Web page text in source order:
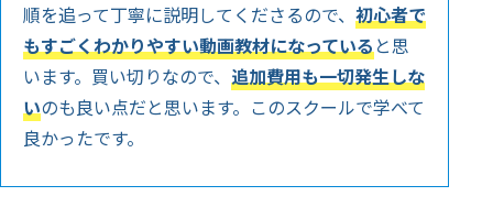
順を追って丁寧に説明してくださるので、 初心者で
もすごくわかりやすい動画教材になっていると思
います。買い切りなので、 追加費用も一切発生しな
いのも良い点だと思います。このスクールで学べて
良かったです。